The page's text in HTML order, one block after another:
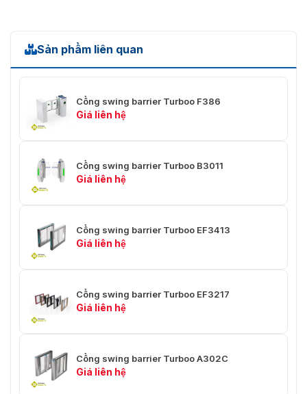
Sản phẩm liên quan
Cổng swing barrier Turboo F386
Giá liên hệ
Cổng swing barrier Turboo B3011
Giá liên hệ
Cổng swing barrier Turboo EF3413
Giá liên hệ
Cổng swing barrier Turboo EF3217
Giá liên hệ
Cổng swing barrier Turboo A302C
Giá liên hệ